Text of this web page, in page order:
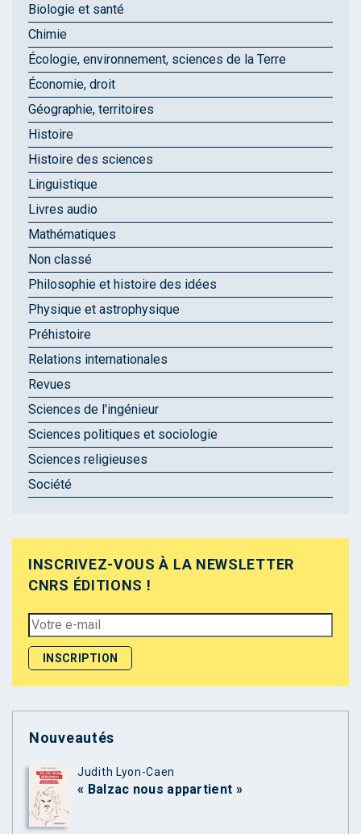
Biologie et santé
Chimie
Écologie, environnement, sciences de la Terre
Économie, droit
Géographie, territoires
Histoire
Histoire des sciences
Linguistique
Livres audio
Mathématiques
Non classé
Philosophie et histoire des idées
Physique et astrophysique
Préhistoire
Relations internationales
Revues
Sciences de l'ingénieur
Sciences politiques et sociologie
Sciences religieuses
Société
INSCRIVEZ-VOUS À LA NEWSLETTER
CNRS ÉDITIONS !
Nouveautés
Judith Lyon-Caen
« Balzac nous appartient »